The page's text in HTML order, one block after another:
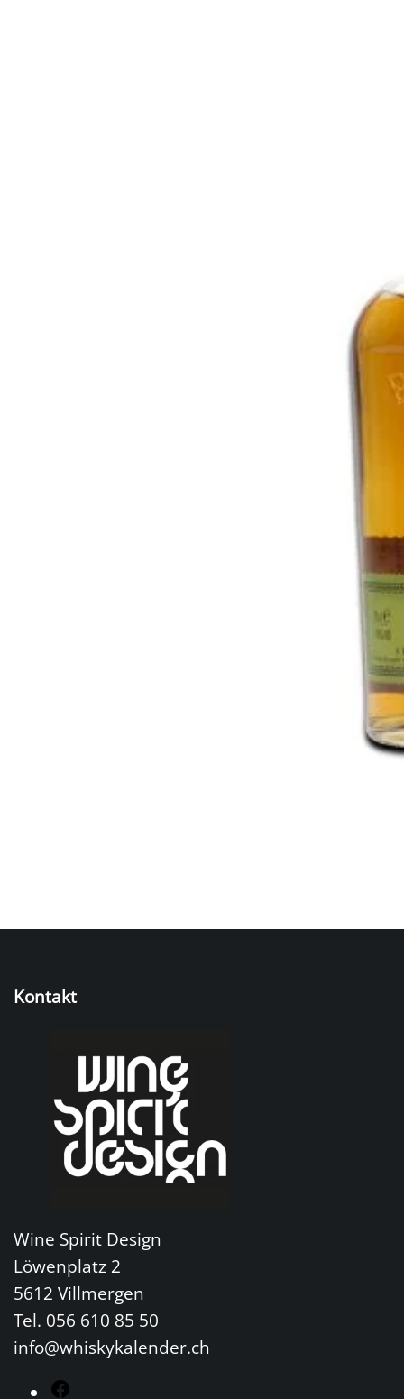
Kontakt
Wine Spirit Design
Löwenplatz 2
5612 Villmergen
Tel. 056 610 85 50
info@whiskykalender.ch